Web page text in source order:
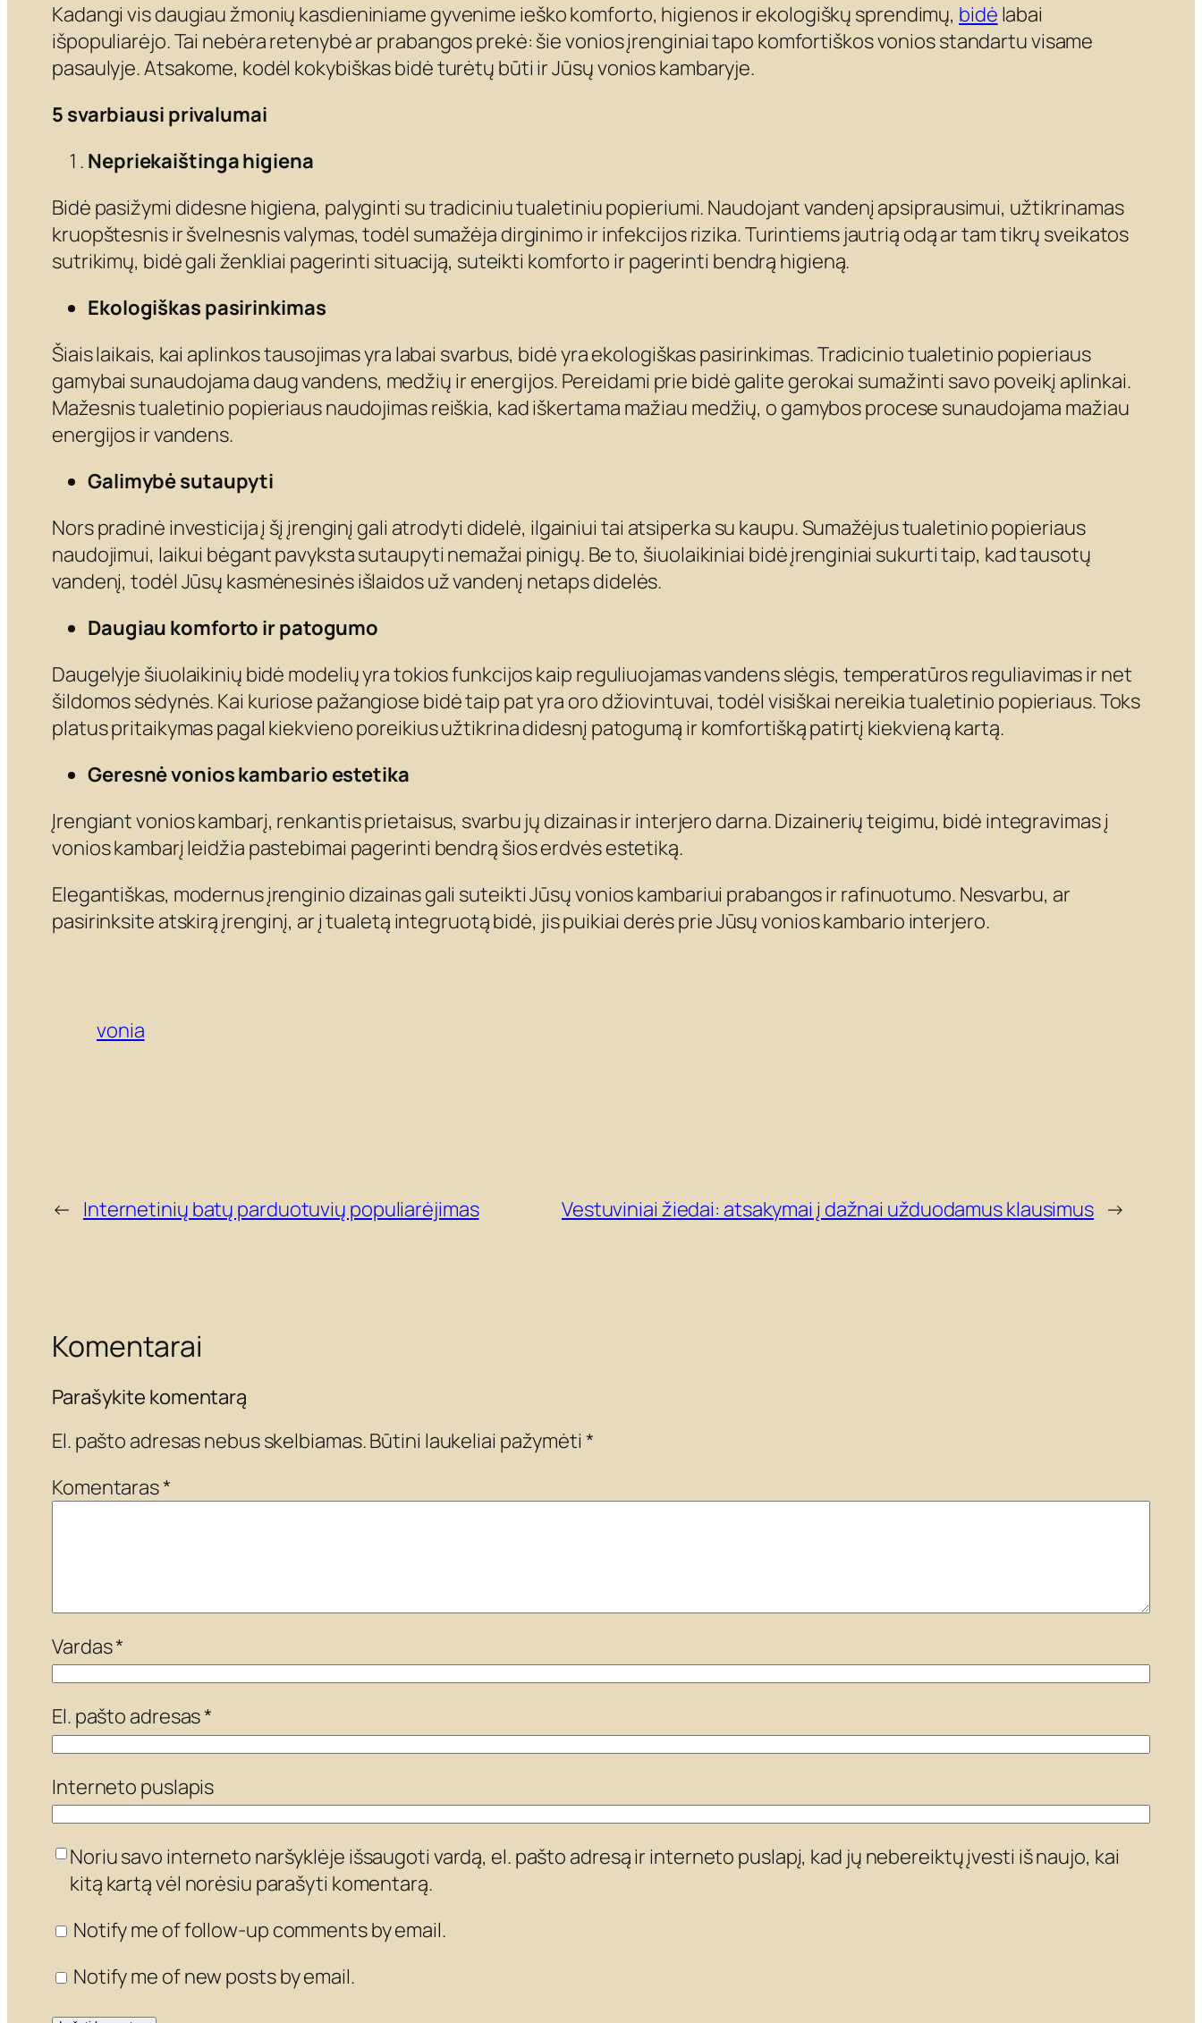
Kadangi vis daugiau žmonių kasdieniniame gyvenime ieško komforto, higienos ir ekologiškų sprendimų, bidė labai
išpopuliarėjo. Tai nebėra retenybė ar prabangos prekė: šie vonios įrenginiai tapo komfortiškos vonios standartu visame
pasaulyje. Atsakome, kodėl kokybiškas bidė turėtų būti ir Jūsų vonios kambaryje.
5 svarbiausi privalumai
Nepriekaištinga higiena
Bidė pasižymi didesne higiena, palyginti su tradiciniu tualetiniu popieriumi. Naudojant vandenį apsiprausimui, užtikrinamas
kruopštesnis ir švelnesnis valymas, todėl sumažėja dirginimo ir infekcijos rizika. Turintiems jautrią odą ar tam tikrų sveikatos
sutrikimų, bidė gali ženkliai pagerinti situaciją, suteikti komforto ir pagerinti bendrą higieną.
Ekologiškas pasirinkimas
Šiais laikais, kai aplinkos tausojimas yra labai svarbus, bidė yra ekologiškas pasirinkimas. Tradicinio tualetinio popieriaus
gamybai sunaudojama daug vandens, medžių ir energijos. Pereidami prie bidė galite gerokai sumažinti savo poveikį aplinkai.
Mažesnis tualetinio popieriaus naudojimas reiškia, kad iškertama mažiau medžių, o gamybos procese sunaudojama mažiau
energijos ir vandens.
Galimybė sutaupyti
Nors pradinė investicija į šį įrenginį gali atrodyti didelė, ilgainiui tai atsiperka su kaupu. Sumažėjus tualetinio popieriaus
naudojimui, laikui bėgant pavyksta sutaupyti nemažai pinigų. Be to, šiuolaikiniai bidė įrenginiai sukurti taip, kad tausotų
vandenį, todėl Jūsų kasmėnesinės išlaidos už vandenį netaps didelės.
Daugiau komforto ir patogumo
Daugelyje šiuolaikinių bidė modelių yra tokios funkcijos kaip reguliuojamas vandens slėgis, temperatūros reguliavimas ir net
šildomos sėdynės. Kai kuriose pažangiose bidė taip pat yra oro džiovintuvai, todėl visiškai nereikia tualetinio popieriaus. Toks
platus pritaikymas pagal kiekvieno poreikius užtikrina didesnį patogumą ir komfortišką patirtį kiekvieną kartą.
Geresnė vonios kambario estetika
Įrengiant vonios kambarį, renkantis prietaisus, svarbu jų dizainas ir interjero darna. Dizainerių teigimu, bidė integravimas į
vonios kambarį leidžia pastebimai pagerinti bendrą šios erdvės estetiką.
Elegantiškas, modernus įrenginio dizainas gali suteikti Jūsų vonios kambariui prabangos ir rafinuotumo. Nesvarbu, ar
pasirinksite atskirą įrenginį, ar į tualetą integruotą bidė, jis puikiai derės prie Jūsų vonios kambario interjero.
vonia
← Internetinių batų parduotuvių populiarėjimas Vestuviniai žiedai: atsakymai į dažnai užduodamus klausimus →
Komentarai
Parašykite komentarą
El. pašto adresas nebus skelbiamas.Būtini laukeliai pažymėti *
Komentaras*
Vardas*
El. pašto adresas*
Interneto puslapis
Noriu savo interneto naršyklėje išsaugoti vardą, el. pašto adresą ir interneto puslapį, kad jų nebereiktų įvesti iš naujo, kai
kitą kartą vėl norėsiu parašyti komentarą.
Notify me of follow-up comments by email.
Notify me of new posts by email.